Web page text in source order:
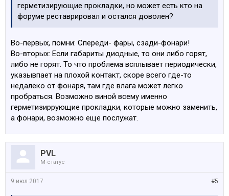
герметизирующие прокладки, но может есть кто на
форуме реставрировал и остался доволен?
Во-первых, помни: Спереди- фары, сзади-фонари!
Во-вторых: Если габариты диодные, то они либо горят,
либо не горят. То что проблема всплывает периодически,
указывпает на плохой контакт, скоре всего где-то
недалеко от фонаря, там где влага может легко
пробраться. Возможно виной всему именно
герметизиррующие прокладки, которые можно заменить,
а фонари, возможно еще послужат.
PVL
M-статус
#5
9 июл 2017